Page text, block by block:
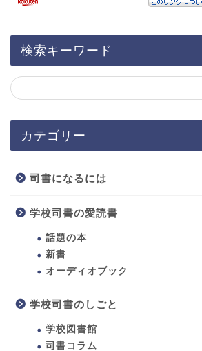
検索キーワード
カテゴリー
司書になるには
学校司書の愛読書
話題の本
新書
オーディオブック
学校司書のしごと
学校図書館
司書コラム